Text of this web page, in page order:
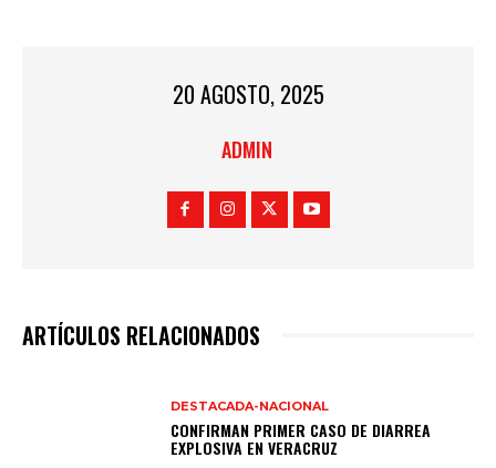
20 AGOSTO, 2025
ADMIN
ARTÍCULOS RELACIONADOS
DESTACADA-NACIONAL
CONFIRMAN PRIMER CASO DE DIARREA
EXPLOSIVA EN VERACRUZ